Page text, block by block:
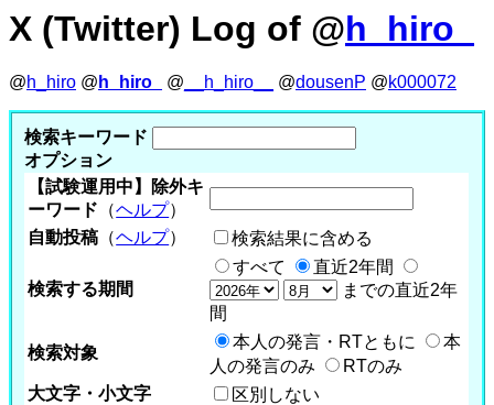
X (Twitter) Log of @h_hiro_
@h_hiro @ h_hiro_ @ __h_hiro__ @dousenP @k000072
検索キーワード
オプション
【試験運用中】除外キ
ーワード （ヘルプ）
自動投稿 （ヘルプ） 検索結果に含める
検索する期間
すべて
直近2年間
までの直近2年
間
検索対象
本人の発言・RTともに
本
人の発言のみ
RTのみ
大文字・小文字
区別しない